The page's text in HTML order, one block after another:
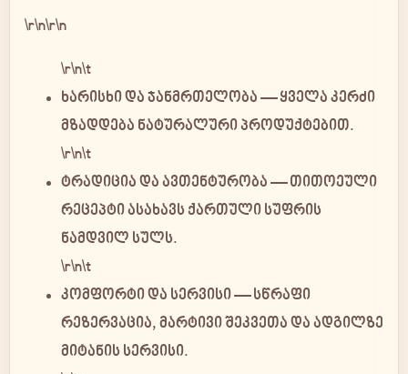
\r\n\r\n
\r\n\t
ხარისხი და ჯანმრთელობა — ყველა კერძი
მზადდება ნატურალური პროდუქტებით.
\r\n\t
ტრადიცია და ავთენტურობა — თითოეული
რეცეპტი ასახავს ქართული სუფრის
ნამდვილ სულს.
\r\n\t
კომფორტი და სერვისი— სწრაფი
რეზერვაცია, მარტივი შეკვეთა და ადგილზე
მიტანის სერვისი.